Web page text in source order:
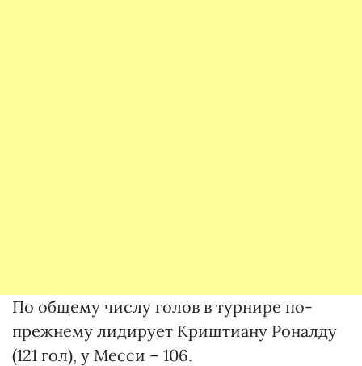
По общему числу голов в турнире по-
прежнему лидирует Криштиану Роналду
(121 гол), у Месси – 106.